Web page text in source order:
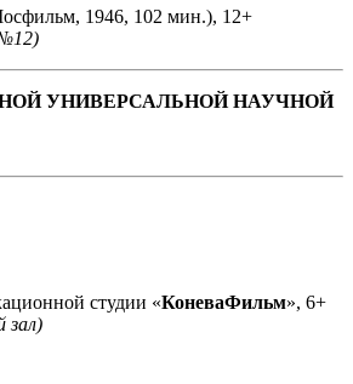
1946, 102 мин.), 12+
УНИВЕРСАЛЬНОЙ НАУЧНОЙ
студии «КоневаФильм», 6+
зал)